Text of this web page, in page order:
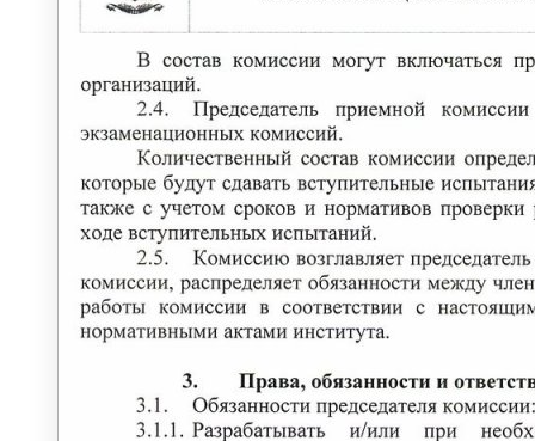
Поступление на базе среднего
профессионального образования
РЕЙТИНГОВЫЕ СПИСКИ. КОЛИЧЕСТВО
ПОДАННЫХ ЗАЯВЛЕНИЙ
ПРИКАЗЫ О ЗАЧИСЛЕНИИ
ПРОГРАММЫ СПО (КОЛЛЕДЖ)
Стоимость обучения
Информация для абитуриентов
Перечень специальностей (количество
мест для приема)